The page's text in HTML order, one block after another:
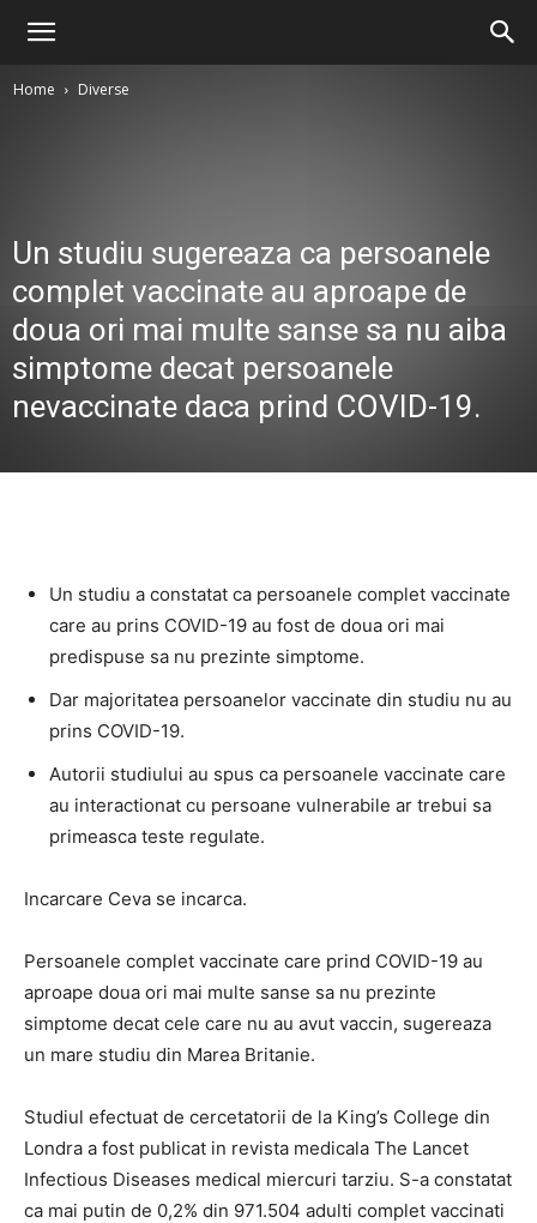
Home Diverse
Un studiu sugereaza ca persoanele
complet vaccinate au aproape de
doua ori mai multe sanse sa nu aiba
simptome decat persoanele
nevaccinate daca prind COVID-19.
Un studiu a constatat ca persoanele complet vaccinate
care au prins COVID-19 au fost de doua ori mai
predispuse sa nu prezinte simptome.
Dar majoritatea persoanelor vaccinate din studiu nu au
prins COVID-19.
Autorii studiului au spus ca persoanele vaccinate care
au interactionat cu persoane vulnerabile ar trebui sa
primeasca teste regulate.
Incarcare Ceva se incarca.
Persoanele complet vaccinate care prind COVID-19 au
aproape doua ori mai multe sanse sa nu prezinte
simptome decat cele care nu au avut vaccin, sugereaza
un mare studiu din Marea Britanie.
Studiul efectuat de cercetatorii de la King’s College din
Londra a fost publicat in revista medicala The Lancet
Infectious Diseases medical miercuri tarziu. S-a constatat
ca mai putin de 0,2% din 971.504 adulti complet vaccinati